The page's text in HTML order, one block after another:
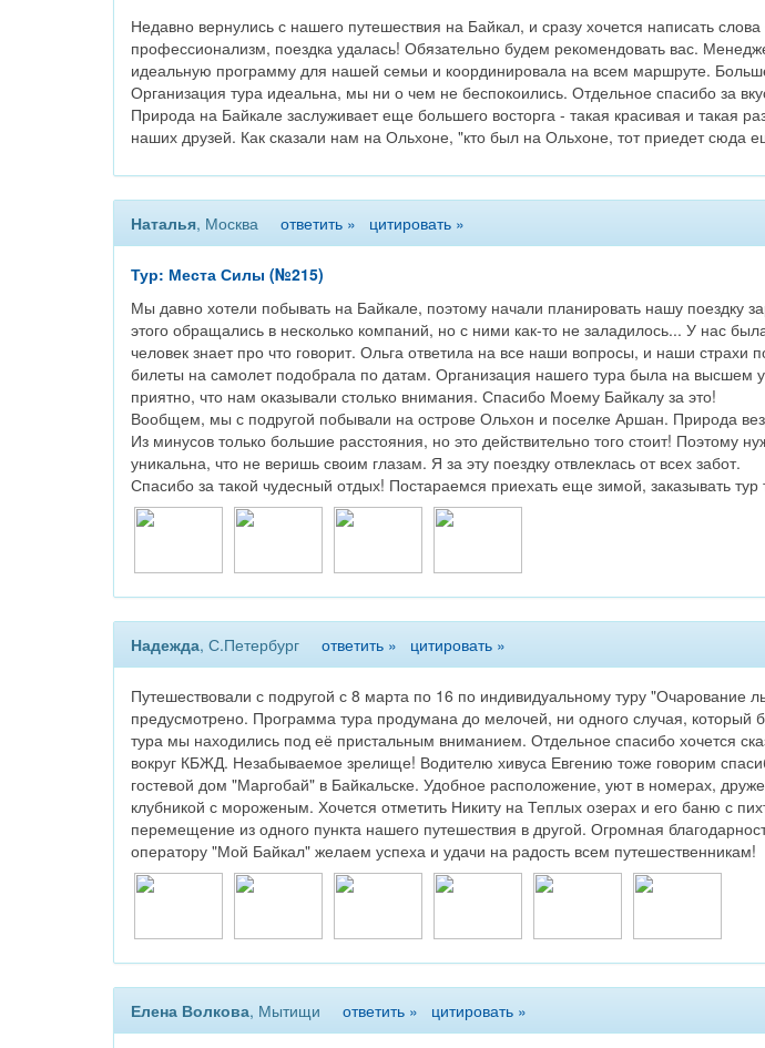
Недавно вернулись с нашего путешествия на Байкал, и сразу хочется написать
профессионализм, поездка удалась! Обязательно будем рекомендовать вас.
идеальную программу для нашей семьи и координировала на всем маршруте.
Организация тура идеальна, мы ни о чем не беспокоились. Отдельное спасибо за
Природа на Байкале заслуживает еще большего восторга - такая красивая и
наших друзей. Как сказали нам на Ольхоне, "кто был на Ольхоне, тот приедет сюда
Наталья, Москва ответить » цитировать »
Тур: Места Силы (№215)
Мы давно хотели побывать на Байкале, поэтому начали планировать нашу поездку
этого обращались в несколько компаний, но с ними как-то не заладилось... У нас
человек знает про что говорит. Ольга ответила на все наши вопросы, и наши
билеты на самолет подобрала по датам. Организация нашего тура была на высшем
приятно, что нам оказывали столько внимания. Спасибо Моему Байкалу за это!
Вообщем, мы с подругой побывали на острове Ольхон и поселке Аршан. Природа
Из минусов только большие расстояния, но это действительно того стоит! Поэтому
уникальна, что не веришь своим глазам. Я за эту поездку отвлеклась от всех забот.
Спасибо за такой чудесный отдых! Постараемся приехать еще зимой, заказывать
Надежда, С.Петербург ответить » цитировать »
Путешествовали с подругой с 8 марта по 16 по индивидуальному туру
предусмотрено. Программа тура продумана до мелочей, ни одного случая, который
тура мы находились под её пристальным вниманием. Отдельное спасибо хочется
вокруг КБЖД. Незабываемое зрелище! Водителю хивуса Евгению тоже говорим
гостевой дом "Маргобай" в Байкальске. Удобное расположение, уют в номерах,
клубникой с мороженым. Хочется отметить Никиту на Теплых озерах и его баню с
перемещение из одного пункта нашего путешествия в другой. Огромная
оператору "Мой Байкал" желаем успеха и удачи на радость всем путешественникам!
Елена Волкова, Мытищи ответить » цитировать »